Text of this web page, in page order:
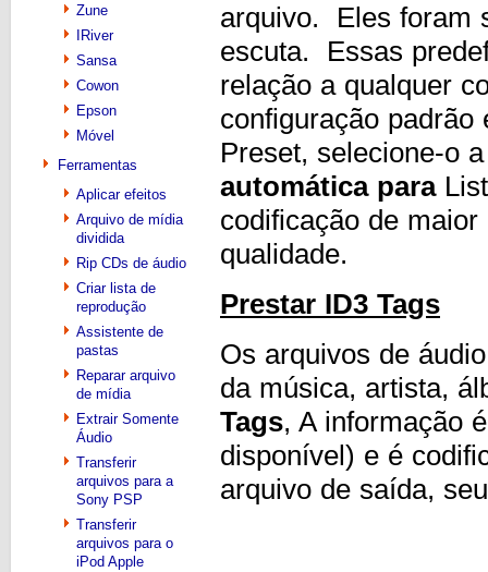
Zune
IRiver
Sansa
Cowon
Epson
Móvel
Ferramentas
Aplicar efeitos
Arquivo de mídia
dividida
Rip CDs de áudio
Criar lista de
reprodução
Assistente de
pastas
Reparar arquivo
de mídia
Extrair Somente
Áudio
Transferir
arquivos para a
Sony PSP
Transferir
arquivos para o
iPod Apple
arquivo. Eles foram
escuta. Essas
relação a qualquer
configuração
Preset, selecione-o
automática para
codificação de
qualidade.
Prestar ID3 Tags
Os arquivos de
da música, artista,
Tags, A informação
disponível) e é
arquivo de saída,